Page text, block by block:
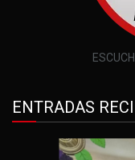
ENTRADAS